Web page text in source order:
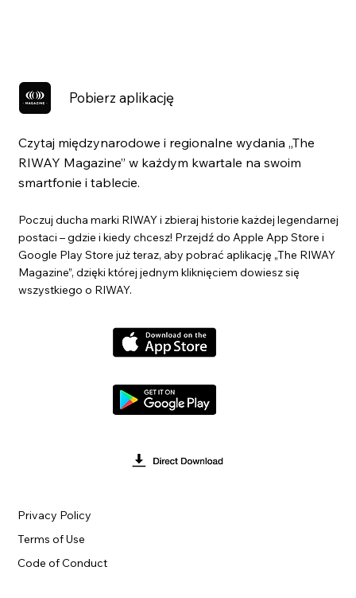
Pobierz aplikację
Czytaj międzynarodowe i regionalne wydania „The
RIWAY Magazine” w każdym kwartale na swoim
smartfonie i tablecie.
Poczuj ducha marki RIWAY i zbieraj historie każdej legendarnej
postaci – gdzie i kiedy chcesz! Przejdź do Apple App Store i
Google Play Store już teraz, aby pobrać aplikację „The RIWAY
Magazine”, dzięki której jednym kliknięciem dowiesz się
wszystkiego o RIWAY.
Terms of Use
Privacy Policy
Code of Conduct